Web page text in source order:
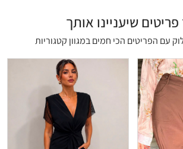
שיעניינו אותך
עם הפריטים הכי חמים במגוון קטגוריות